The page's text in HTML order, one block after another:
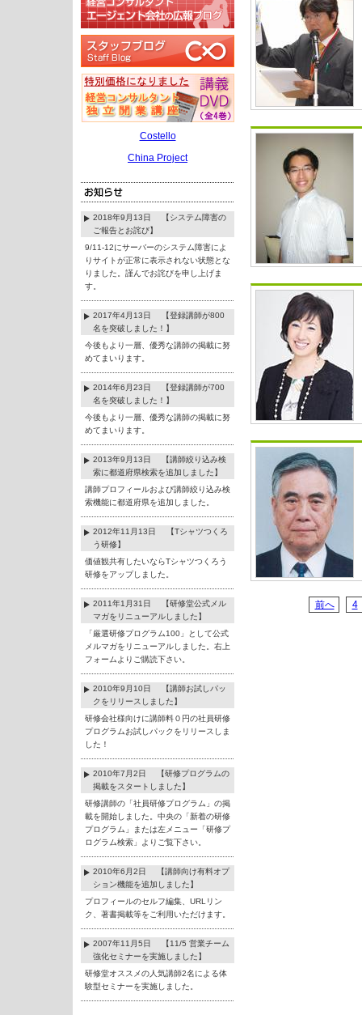
Costello
China Project
2018年9月13日 【システム障害の
ご報告とお詫び】
9/11-12にサーバーのシステム障害によ
りサイトが正常に表示されない状態とな
りました。謹んでお詫びを申し上げま
す。
2017年4月13日 【登録講師が800
名を突破しました！】
今後もより一層、優秀な講師の掲載に努
めてまいります。
2014年6月23日 【登録講師が700
名を突破しました！】
今後もより一層、優秀な講師の掲載に努
めてまいります。
2013年9月13日 【講師絞り込み検
索に都道府県検索を追加しました】
講師プロフィールおよび講師絞り込み検
索機能に都道府県を追加しました。
2012年11月13日 【Tシャツつくろ
う研修】
価値観共有したいならTシャツつくろう
研修をアップしました。
2011年1月31日 【研修堂公式メル
マガをリニューアルしました】
「厳選研修プログラム100」として公式
メルマガをリニューアルしました。右上
フォームよりご購読下さい。
2010年9月10日 【講師お試しパッ
クをリリースしました】
研修会社様向けに講師料０円の社員研修
プログラムお試しパックをリリースしま
した！
2010年7月2日 【研修プログラムの
掲載をスタートしました】
研修講師の「社員研修プログラム」の掲
載を開始しました。中央の「新着の研修
プログラム」または左メニュー「研修プ
ログラム検索」よりご覧下さい。
2010年6月2日 【講師向け有料オプ
ション機能を追加しました】
プロフィールのセルフ編集、URLリン
ク、著書掲載等をご利用いただけます。
2007年11月5日 【11/5 営業チーム
強化セミナーを実施しました】
研修堂オススメの人気講師2名による体
験型セミナーを実施しました。
前へ 4